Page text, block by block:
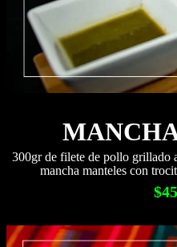
300gr de filete de pollo grillado
mancha manteles con